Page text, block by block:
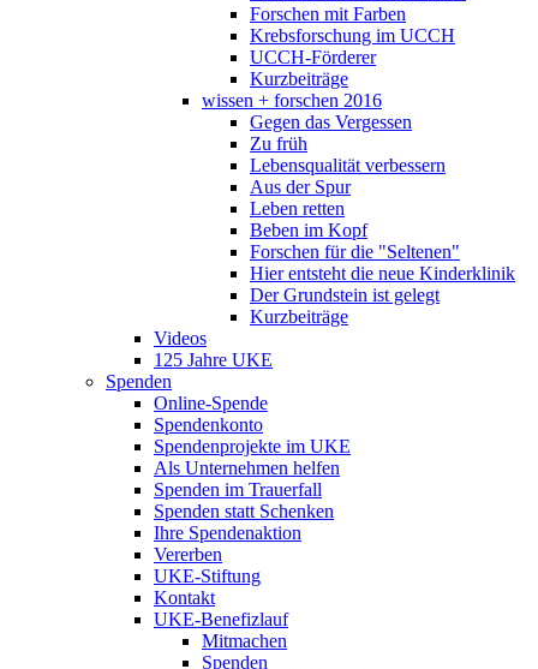
Forschen mit Farben
Krebsforschung im UCCH
UCCH-Förderer
Kurzbeiträge
wissen + forschen 2016
Gegen das Vergessen
Zu früh
Lebensqualität verbessern
Aus der Spur
Leben retten
Beben im Kopf
Forschen für die "Seltenen"
Hier entsteht die neue Kinderklinik
Der Grundstein ist gelegt
Kurzbeiträge
Videos
125 Jahre UKE
Spenden
Online-Spende
Spendenkonto
Spendenprojekte im UKE
Als Unternehmen helfen
Spenden im Trauerfall
Spenden statt Schenken
Ihre Spendenaktion
Vererben
UKE-Stiftung
Kontakt
UKE-Benefizlauf
Mitmachen
Spenden